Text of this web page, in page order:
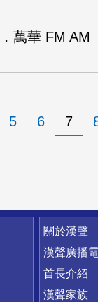
萬華 FM AM
5 6 7
關於漢聲
漢聲廣播
首長介紹
漢聲家族